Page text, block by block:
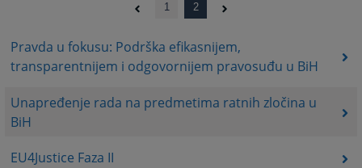
Pravda u fokusu: Podrška efikasnijem,
transparentnijem i odgovornijem pravosuđu u BiH
Unapređenje rada na predmetima ratnih zločina u
BiH
EU4Justice Faza II
1 2